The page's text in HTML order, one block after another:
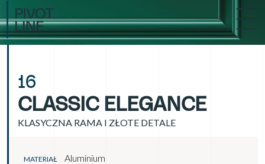
16
CLASSIC ELEGANCE
KLASYCZNA RAMA I ZŁOTE DETALE
MATERIAŁ Aluminium